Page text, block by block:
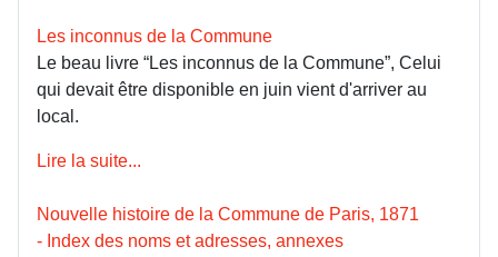
Les inconnus de la Commune
Le beau livre “Les inconnus de la Commune”, Celui
qui devait être disponible en juin vient d'arriver au
local.
Lire la suite...
Nouvelle histoire de la Commune de Paris, 1871
- Index des noms et adresses, annexes